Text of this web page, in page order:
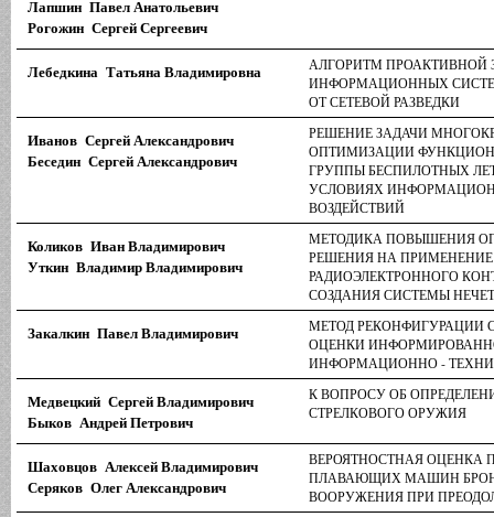
Лапшин Павел Анатольевич
Рогожин Сергей Сергеевич
Лебедкина Татьяна Владимировна
АЛГОРИТМ ПРОАКТИВНОЙ
ИНФОРМАЦИОННЫХ
ОТ СЕТЕВОЙ РАЗВЕДКИ
Иванов Сергей Александрович
Беседин Сергей Александрович
РЕШЕНИЕ ЗАДАЧИ
ОПТИМИЗАЦИИ
ГРУППЫ БЕСПИЛОТНЫХ
УСЛОВИЯХ
ВОЗДЕЙСТВИЙ
Коликов Иван Владимирович
Уткин Владимир Владимирович
МЕТОДИКА ПОВЫШЕНИЯ
РЕШЕНИЯ НА ПРИМЕНЕНИЕ
РАДИОЭЛЕКТРОННОГО
СОЗДАНИЯ СИСТЕМЫ
Закалкин Павел Владимирович
МЕТОД РЕКОНФИГУРАЦИИ
ОЦЕНКИ
ИНФОРМАЦИОННО -
Медвецкий Сергей Владимирович
Быков Андрей Петрович
К ВОПРОСУ ОБ
СТРЕЛКОВОГО ОРУЖИЯ
Шаховцов Алексей Владимирович
Серяков Олег Александрович
ВЕРОЯТНОСТНАЯ ОЦЕНКА
ПЛАВАЮЩИХ МАШИН
ВООРУЖЕНИЯ ПРИ